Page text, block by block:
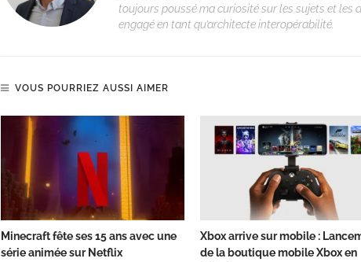
toujours poussé ma curiosité sur les sujets et les
engagé en tant qu’architecte interopérabilité.
VOUS POURRIEZ AUSSI AIMER
Minecraft fête ses 15 ans avec une
série animée sur Netflix
Xbox arrive sur mobile :
de la boutique mobile Xbox en